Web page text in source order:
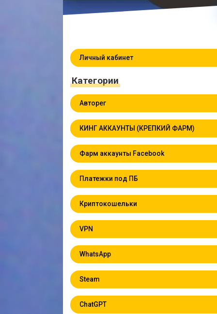
Личный кабинет
Категории
Авторег
КИНГ АККАУНТЫ (КРЕПКИЙ ФАРМ)
Фарм аккаунты Facebook
Платежки под ПБ
Криптокошельки
VPN
WhatsApp
Steam
ChatGPT